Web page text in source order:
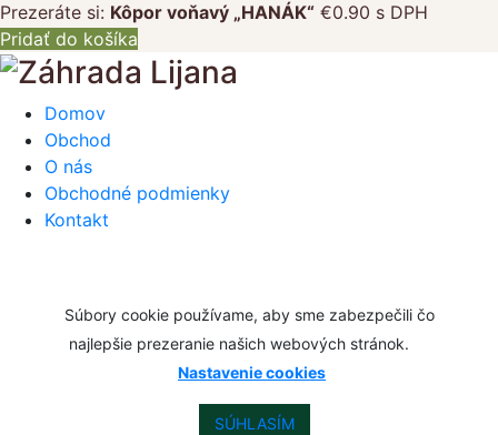
Prezeráte si: Kôpor voňavý „HANÁK“ €0.90 s DPH
Pridať do košíka
Domov
Obchod
O nás
Obchodné podmienky
Kontakt
Súbory cookie používame, aby sme zabezpečili čo
najlepšie prezeranie našich webových stránok.
Nastavenie cookies
SÚHLASÍM